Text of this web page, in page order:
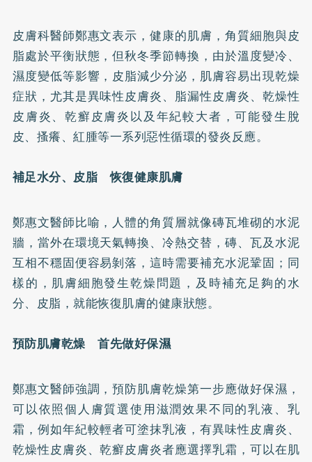
皮膚科醫師鄭惠文表示，健康的肌膚，角質細胞與皮
脂處於平衡狀態，但秋冬季節轉換，由於溫度變冷、
濕度變低等影響，皮脂減少分泌，肌膚容易出現乾燥
症狀，尤其是異味性皮膚炎、脂漏性皮膚炎、乾燥性
皮膚炎、乾癬皮膚炎以及年紀較大者，可能發生脫
皮、搔癢、紅腫等一系列惡性循環的發炎反應。
補足水分、皮脂 恢復健康肌膚
鄭惠文醫師比喻，人體的角質層就像磚瓦堆砌的水泥
牆，當外在環境天氣轉換、冷熱交替，磚、瓦及水泥
互相不穩固便容易剝落，這時需要補充水泥鞏固；同
樣的，肌膚細胞發生乾燥問題，及時補充足夠的水
分、皮脂，就能恢復肌膚的健康狀態。
預防肌膚乾燥 首先做好保濕
鄭惠文醫師強調，預防肌膚乾燥第一步應做好保濕，
可以依照個人膚質選使用滋潤效果不同的乳液、乳
霜，例如年紀較輕者可塗抹乳液，有異味性皮膚炎、
乾燥性皮膚炎、乾癬皮膚炎者應選擇乳霜，可以在肌